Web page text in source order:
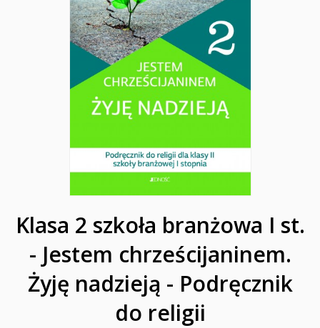
Klasa 2 szkoła branżowa I st.
- Jestem chrześcijaninem.
Żyję nadzieją - Podręcznik
do religii